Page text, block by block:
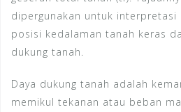
dipergunakan untuk interpretasi
posisi kedalaman tanah keras
dukung tanah.
Daya dukung tanah adalah
memikul tekanan atau beban